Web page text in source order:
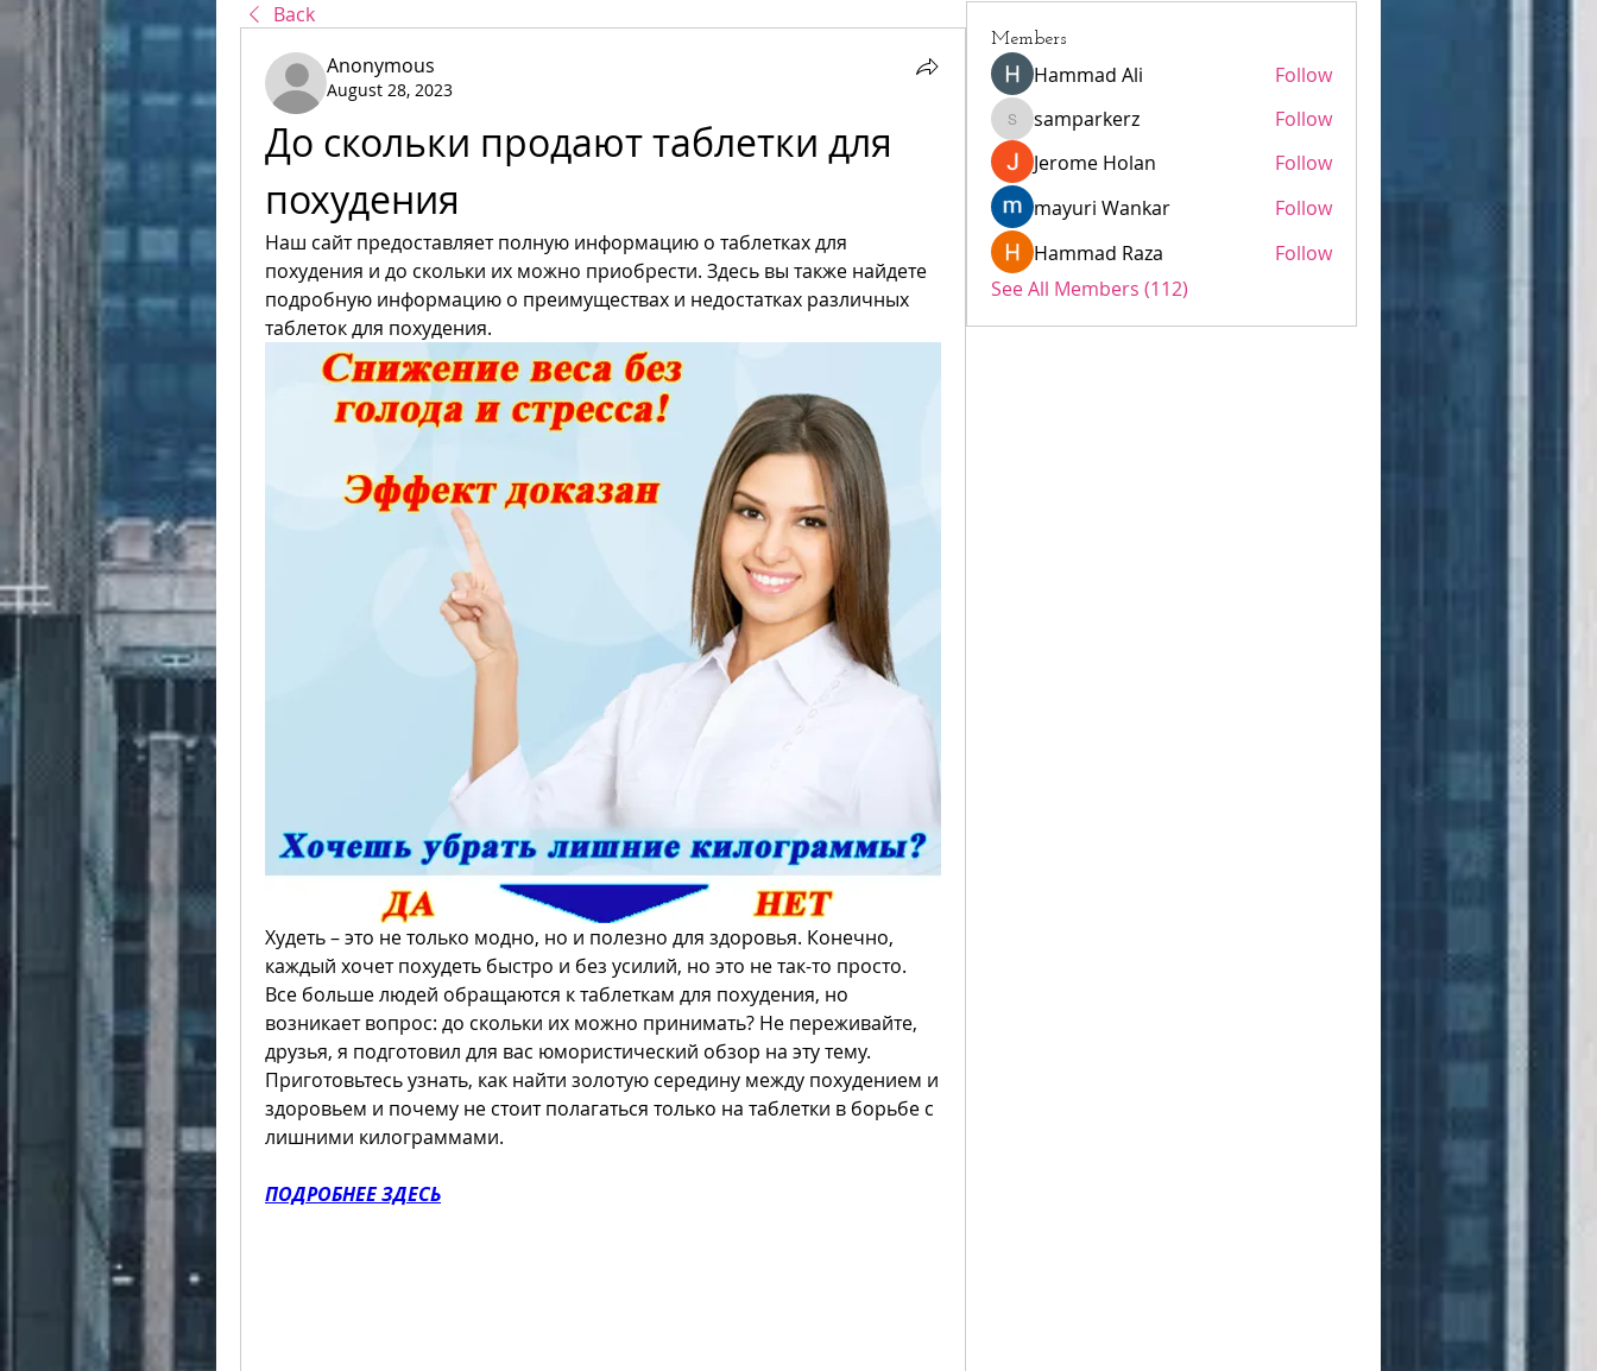
Back
Anonymous
August 28, 2023
До скольки продают таблетки для
похудения
Наш сайт предоставляет полную информацию о таблетках для
похудения и до скольки их можно приобрести. Здесь вы также найдете
подробную информацию о преимуществах и недостатках различных
таблеток для похудения.
Худеть – это не только модно, но и полезно для здоровья. Конечно,
каждый хочет похудеть быстро и без усилий, но это не так-то просто.
Все больше людей обращаются к таблеткам для похудения, но
возникает вопрос: до скольки их можно принимать? Не переживайте,
друзья, я подготовил для вас юмористический обзор на эту тему.
Приготовьтесь узнать, как найти золотую середину между похудением и
здоровьем и почему не стоит полагаться только на таблетки в борьбе с
лишними килограммами.
ПОДРОБНЕЕ ЗДЕСЬ
Members
Hammad Ali Follow
samparkerz
samparkerz
Follow
Jerome Holan
Follow
mayuri Wankar
Follow
Hammad Raza
Follow
See All Members (112)